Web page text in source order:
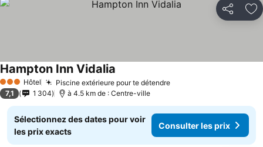
Partager
3 ÉtoilesHôtel Piscine extérieure pour te détendre
Hampton Inn Vidalia
7,1 1 304 à 4.5 km de : Centre-ville
Sélectionnez des dates pour voir
les prix exacts
Consulter les prix